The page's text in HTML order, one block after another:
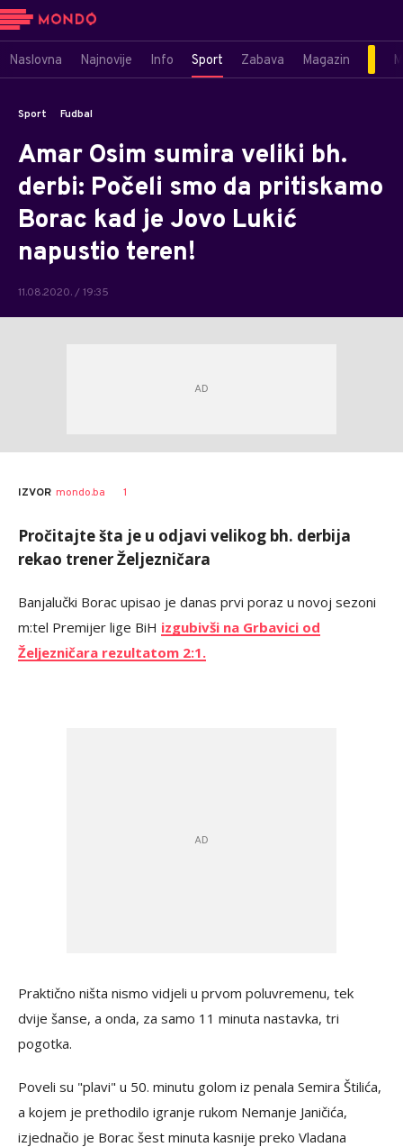
Naslovna Najnovije Info Sport Zabava Magazin
Sport Fudbal
Amar Osim sumira veliki bh.
derbi: Počeli smo da pritiskamo
Borac kad je Jovo Lukić
napustio teren!
11.08.2020. / 19:35
IZVOR mondo.ba 1
Pročitajte šta je u odjavi velikog bh. derbija
rekao trener Željezničara
Banjalučki Borac upisao je danas prvi poraz u novoj sezoni
m:tel Premijer lige BiH izgubivši na Grbavici od
Željezničara rezultatom 2:1.
Praktično ništa nismo vidjeli u prvom poluvremenu, tek
dvije šanse, a onda, za samo 11 minuta nastavka, tri
pogotka.
Poveli su "plavi" u 50. minutu golom iz penala Semira Štilića,
a kojem je prethodilo igranje rukom Nemanje Janičića,
izjednačio je Borac šest minuta kasnije preko Vladana